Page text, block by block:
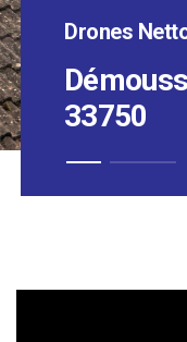
Drones
33750